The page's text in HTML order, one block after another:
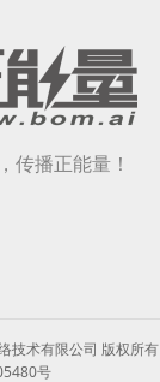
播正能量！
技术有限公司 版权所有
号